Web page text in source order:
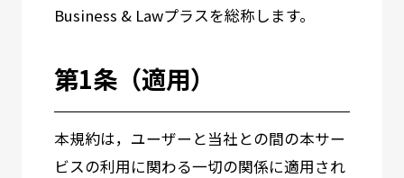
Business & Lawプラスを総称します。
第1条（適用）
本規約は，ユーザーと当社との間の本サー
ビスの利用に関わる一切の関係に適用され